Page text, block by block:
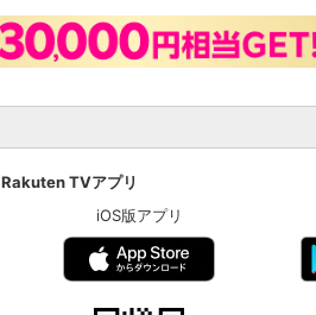
Rakuten TVアプリ
iOS版アプリ